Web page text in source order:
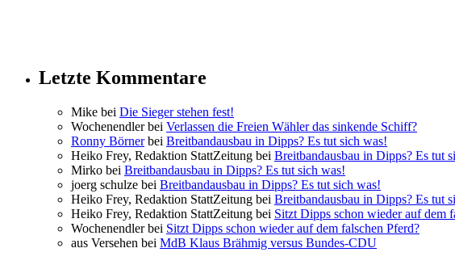
Letzte Kommentare
Mike bei Die Sieger stehen fest!
Wochenendler bei Verlassen die Freien Wähler das sinkende Schiff?
Ronny Börnerbei Breitbandausbau in Dipps? Es tut sich was!
Heiko Frey, Redaktion StattZeitung bei Breitbandausbau in Dipps? Es tut
Mirko bei Breitbandausbau in Dipps? Es tut sich was!
joerg schulze bei Breitbandausbau in Dipps? Es tut sich was!
Heiko Frey, Redaktion StattZeitung bei Breitbandausbau in Dipps? Es tut
Heiko Frey, Redaktion StattZeitung bei Sitzt Dipps schon wieder auf dem
Wochenendler bei Sitzt Dipps schon wieder auf dem falschen Pferd?
aus Versehen bei MdB Klaus Brähmig versus Bundes-CDU